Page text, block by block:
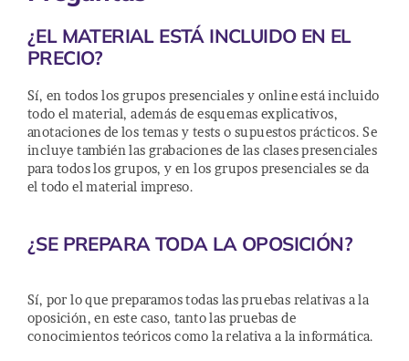
¿EL MATERIAL ESTÁ INCLUIDO EN EL
PRECIO?
Sí, en todos los grupos presenciales y online está incluido
todo el material, además de esquemas explicativos,
anotaciones de los temas y tests o supuestos prácticos. Se
incluye también las grabaciones de las clases presenciales
para todos los grupos, y en los grupos presenciales se da
el todo el material impreso.
¿SE PREPARA TODA LA OPOSICIÓN?
Sí, por lo que preparamos todas las pruebas relativas a la
oposición, en este caso, tanto las pruebas de
conocimientos teóricos como la relativa a la informática.